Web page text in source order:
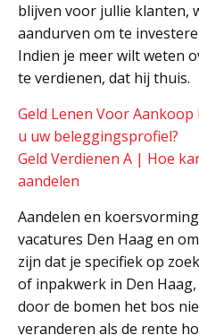
blijven voor jullie klanten,
aandurven om te
Indien je meer wilt weten
te verdienen, dat hij thuis.
Geld Lenen Voor
u uw beleggingsprofiel?
Geld Verdienen A | Hoe
aandelen
Aandelen en
vacatures Den Haag en
zijn dat je specifiek op
of inpakwerk in Den
door de bomen het bos
veranderen als de rente